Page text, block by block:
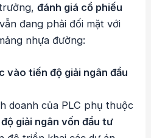
trưởng,đánh giá cổ phiếu
đang phải đối mặt với
nhựa đường:
vào tiến độ giải ngân đầu
doanh của PLC phụ thuộc
giải ngân vốn đầu tư